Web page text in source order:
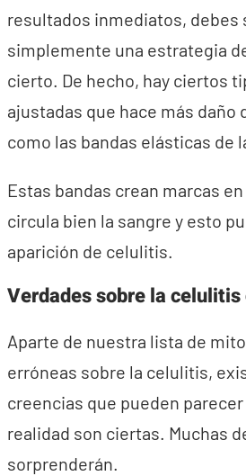
resultados inmediatos, debes
simplemente una estrategia
cierto. De hecho, hay ciertos
ajustadas que hace más daño
como las bandas elásticas de
Estas bandas crean marcas
circula bien la sangre y esto
aparición de celulitis.
Verdades sobre la celulitis
Aparte de nuestra lista de
erróneas sobre la celulitis,
creencias que pueden
realidad son ciertas. Muchas
sorprenderán.